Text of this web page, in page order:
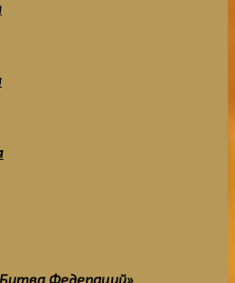
Федераций»